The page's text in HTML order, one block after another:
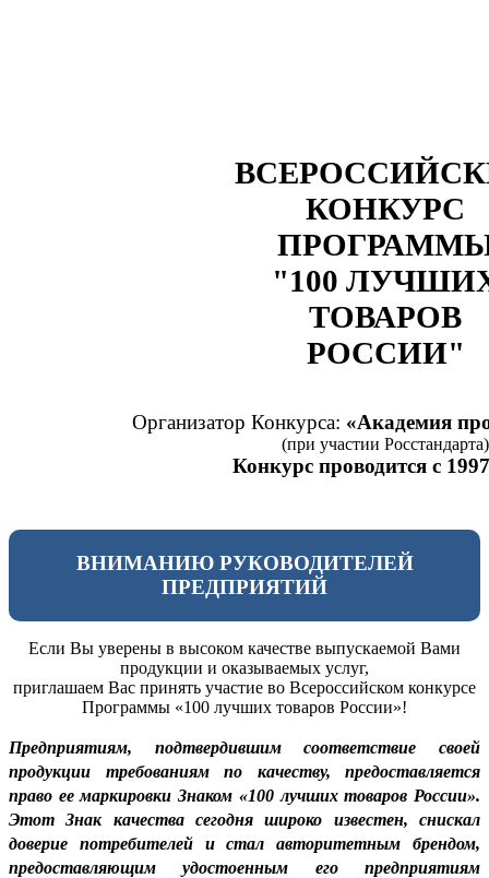
КОНКУРС
"100
ТОВАРОВ
РОССИИ"
Организатор Конкурса: «Академия
(при участии Росстандарта)
Конкурс проводится с
ВНИМАНИЮ РУКОВОДИТЕЛЕЙ
ПРЕДПРИЯТИЙ
Если Вы уверены в высоком качестве выпускаемой Вами
продукции и оказываемых услуг,
приглашаем Вас принять участие во Всероссийском конкурсе
Программы «100 лучших товаров России»!
Предприятиям, подтвердившим соответствие своей
продукции требованиям по качеству, предоставляется
право ее маркировки Знаком «100 лучших товаров России».
Этот Знак качества сегодня широко известен, снискал
доверие потребителей и стал авторитетным брендом,
предоставляющим удостоенным его предприятиям